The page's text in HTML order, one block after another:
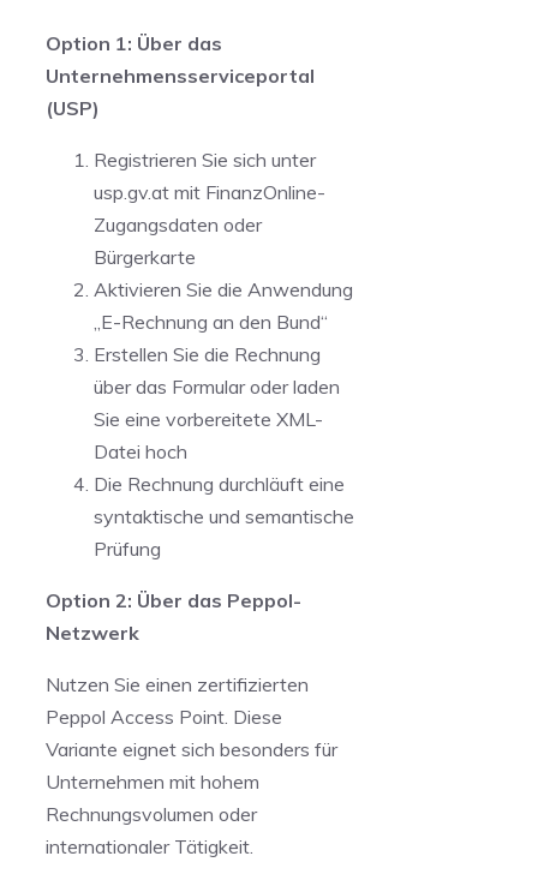
Option 1: Über das
Unternehmensserviceportal
(USP)
Registrieren Sie sich unter
usp.gv.at mit FinanzOnline-
Zugangsdaten oder
Bürgerkarte
Aktivieren Sie die Anwendung
„E-Rechnung an den Bund“
Erstellen Sie die Rechnung
über das Formular oder laden
Sie eine vorbereitete XML-
Datei hoch
Die Rechnung durchläuft eine
syntaktische und semantische
Prüfung
Option 2: Über das Peppol-
Netzwerk
Nutzen Sie einen zertifizierten
Peppol Access Point. Diese
Variante eignet sich besonders für
Unternehmen mit hohem
Rechnungsvolumen oder
internationaler Tätigkeit.